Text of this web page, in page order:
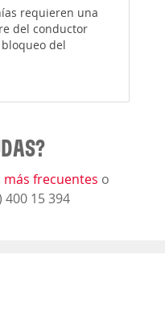
requieren una
del conductor
del
frecuentes o
400 15 394